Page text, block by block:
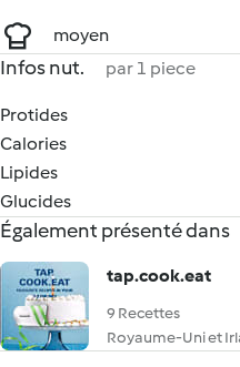
moyen
Infos nut. par 1 piece
Protides
Calories
Lipides
Glucides
Également présenté dans
tap.cook.eat
9 Recettes
Royaume-Uni et